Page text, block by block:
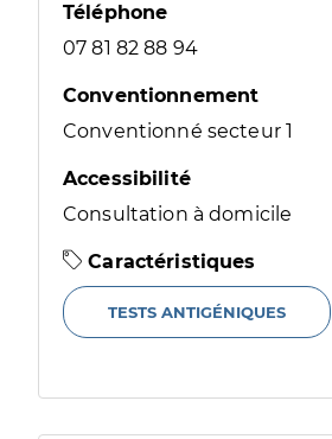
Téléphone
07 81 82 88 94
Conventionnement
Conventionné secteur 1
Accessibilité
Consultation à domicile
Caractéristiques
TESTS ANTIGÉNIQUES